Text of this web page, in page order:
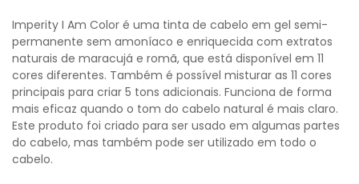
Imperity I Am Color é uma tinta de cabelo em gel semi-
permanente sem amoníaco e enriquecida com extratos
naturais de maracujá e romã, que está disponível em 11
cores diferentes. Também é possível misturar as 11 cores
principais para criar 5 tons adicionais. Funciona de forma
mais eficaz quando o tom do cabelo natural é mais claro.
Este produto foi criado para ser usado em algumas partes
do cabelo, mas também pode ser utilizado em todo o
cabelo.